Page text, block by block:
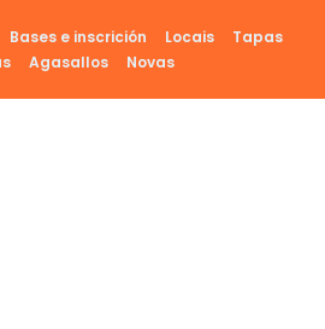
Bases e inscrición Locais
Tapas
Agasallos Novas